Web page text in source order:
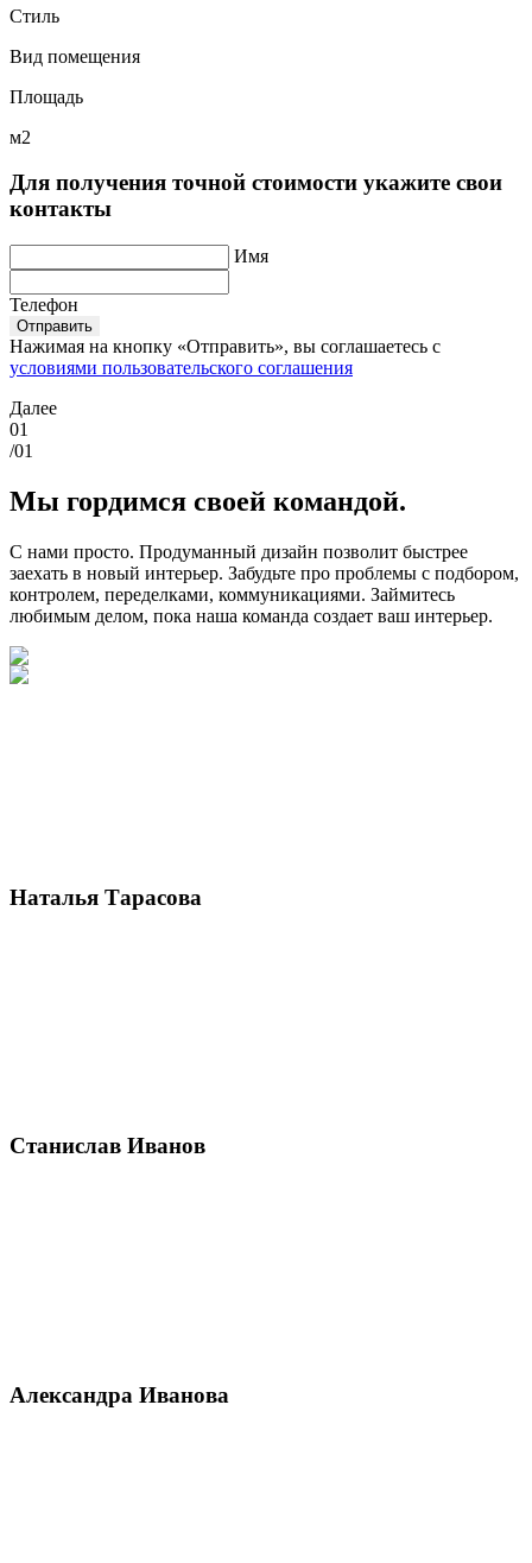
Стиль
Вид помещения
Площадь
м2
Для получения точной стоимости укажите свои
контакты
Имя
Телефон
Отправить
Нажимая на кнопку «Отправить», вы соглашаетесь с
условиями пользовательского соглашения
Далее
01
/01
Мы гордимся своей командой.
С нами просто. Продуманный дизайн позволит быстрее
заехать в новый интерьер. Забудьте про проблемы с подбором,
контролем, переделками, коммуникациями. Займитесь
любимым делом, пока наша команда создает ваш интерьер.
Наталья Тарасова
Станислав Иванов
Александра Иванова